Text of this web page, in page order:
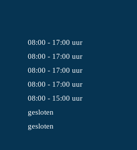
08:00 - 17:00 uur
08:00 - 17:00 uur
08:00 - 17:00 uur
08:00 - 17:00 uur
08:00 - 15:00 uur
gesloten
gesloten